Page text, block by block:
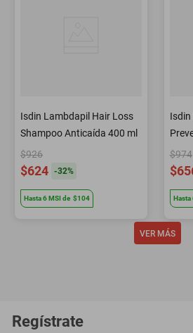
Isdin Lambdapil Hair Loss
Shampoo Anticaída 400 ml
$926
$624 -32%
Hasta6MSIde $104
Isdin
50 ml
$974
Hasta
Regístrate